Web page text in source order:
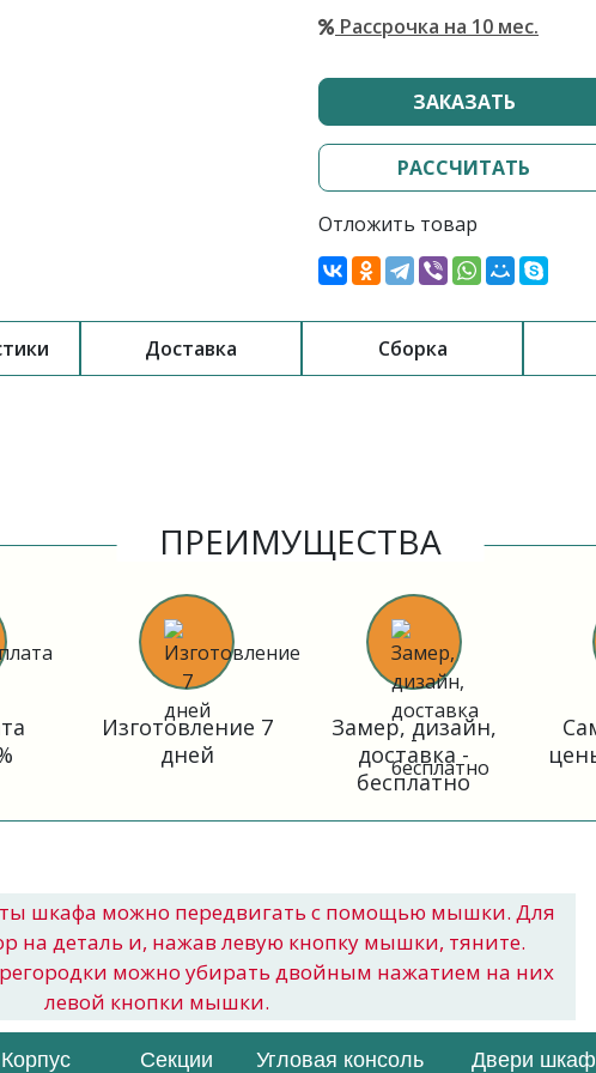
Рассрочка на 10 мес.
ЗАКАЗАТЬ
РАССЧИТАТЬ
Отложить товар
Доставка Сборка
ПРЕИМУЩЕСТВА
Изготовление 7
дней
Замер, дизайн,
доставка -
бесплатно
шкафа можно передвигать с помощью мышки. Для
на деталь и, нажав левую кнопку мышки, тяните.
можно убирать двойным нажатием на них
левой кнопки мышки.
Корпус Секции Угловая консоль Двери